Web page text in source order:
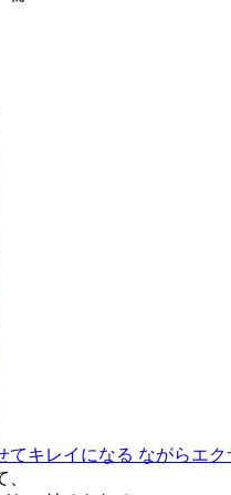
てキレイになる ながらエク